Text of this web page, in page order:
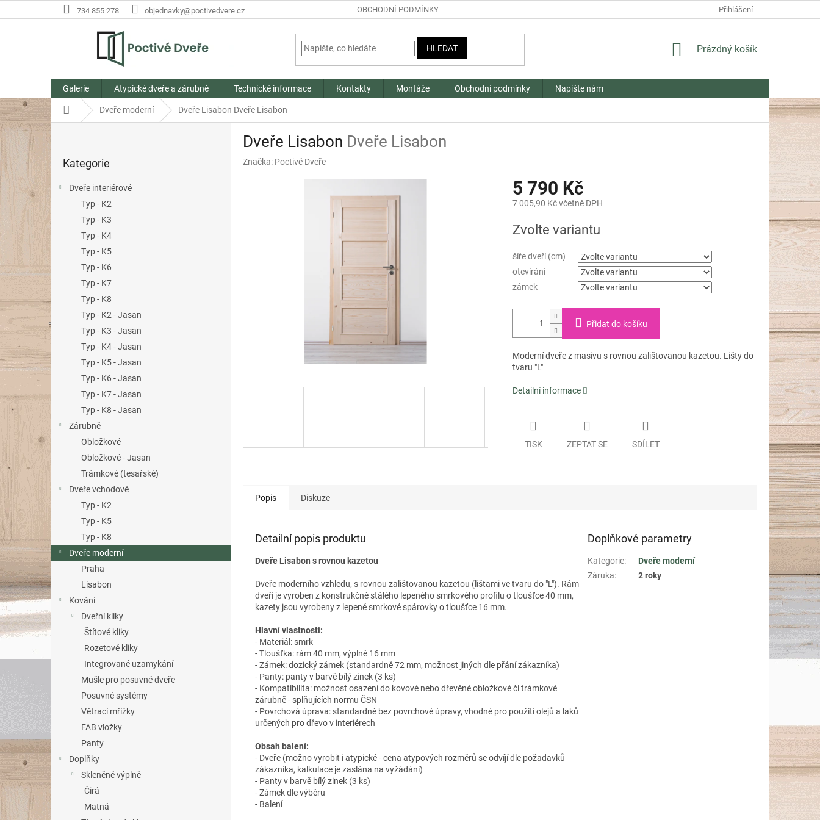
na
734 855 278 objednavky@poctivedvere.cz OBCHODNÍ PODMÍNKY Přihlášení
HLEDAT
NÁKUPNÍ
Prázdný košík
Galerie Atypické dveře a zárubně Technické informace Kontakty Montáže Obchodní podmínky Napište nám
Domů Dveře moderní Dveře Lisabon Dveře Lisabon
P
n
l
kategorie
Kategorie
Dveře interiérové
Typ - K2
Typ - K3
Typ - K4
Typ - K5
Typ - K6
Typ - K7
Typ - K8
Typ - K2 - Jasan
Typ - K3 - Jasan
Typ - K4 - Jasan
Typ - K5 - Jasan
Typ - K6 - Jasan
Typ - K7 - Jasan
Typ - K8 - Jasan
Zárubně
Obložkové
Obložkové - Jasan
Trámkové (tesařské)
Dveře vchodové
Typ - K2
Typ - K5
Typ - K8
Dveře moderní
Praha
Lisabon
Kování
Dveřní kliky
Štítové kliky
Rozetové kliky
Integrované uzamykání
Mušle pro posuvné dveře
Posuvné systémy
Větrací mřížky
FAB vložky
Panty
Doplňky
Skleněné výplně
Čirá
Matná
Dveře Lisabon Dveře Lisabon
Značka: Poctivé Dveře
5 790 Kč
7 005,90 Kč včetně DPH
cena:
Zvolte variantu
šíře dveří (cm)
otevírání
zámek
Přidat do košíku
Moderní dveře z masivu s rovnou zalištovanou kazetou. Lišty do
tvaru "L"
Detailní informace
TISK ZEPTAT SE SDÍLET
Popis Diskuze
Detailní popis produktu
Dveře Lisabon s rovnou kazetou
Dveře moderního vzhledu, s rovnou zalištovanou kazetou (lištami ve tvaru do "L"). Rám
dveří je vyroben z konstrukčně stálého lepeného smrkového profilu o tloušťce 40 mm,
kazety jsou vyrobeny z lepené smrkové spárovky o tloušťce 16 mm.
Hlavní vlastnosti:
- Materiál: smrk
- Tloušťka: rám 40 mm, výplně 16 mm
- Zámek: dozický zámek (standardně 72 mm, možnost jiných dle přání zákazníka)
- Panty: panty v barvě bílý zinek (3 ks)
- Kompatibilita: možnost osazení do kovové nebo dřevěné obložkové či trámkové
zárubně - splňujících normu ČSN
- Povrchová úprava: standardně bez povrchové úpravy, vhodné pro použití olejů a laků
určených pro dřevo v interiérech
Obsah balení:
- Dveře (možno vyrobit i atypické - cena atypových rozměrů se odvíjí dle požadavků
zákazníka, kalkulace je zaslána na vyžádání)
- Panty v barvě bílý zinek (3 ks)
- Zámek dle výběru
- Balení
Doplňkové parametry
Kategorie:
Dveře moderní
Záruka: 2 roky